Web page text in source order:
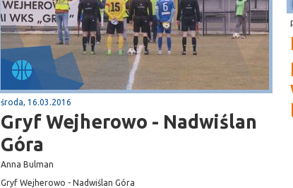
środa, 16.03.2016
Gryf Wejherowo - Nadwiślan
Góra
Anna Bulman
Gryf Wejherowo - Nadwiślan Góra